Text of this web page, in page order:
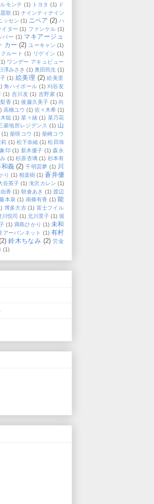
モンテ (1) トヨタ (1)
ド
歌 (1) ナインティナイン
ッセン (1) ニベア (2) ハ
イター (1) ファンケル (1)
パー (1) マキアージュ
カー (2) ユーキャン (1)
クルート (1) リゲイン (1)
ワンデー アキュビュー
澤みさき (1) 奥田民生 (1)
(1) 絵美理 (2) 絵美里
角ハイボール (1) 刈谷友
(1) 吉川友 (1) 吉野家 (1)
香 (1) 後藤久美子 (1) 向
高橋ユウ (1) 佐々木希 (1)
聡 (1) 菜々緒 (1) 菜乃花
菱地所レジデンス (1) 山
(1) 柴咲コウ (1) 柴崎コウ
(1) 松下奈緒 (1) 松田珠
象印 (1) 新木優子 (1) 森永
(1) 杉原杏璃 (1) 杉本有
和義 (2) 千明芸夢 (1) 川
り (1) 相楽樹 (1) 蒼井優
谷英子 (1) 滝沢カレン (1)
香 (1) 朝倉あき (1) 渡辺
本泉 (1) 南條有香 (1) 能
博多大吉 (1) 富士フイル
川悦司 (1) 北川景子 (1) 堀
(1) 満島ひかり (1) 未和
アーバンネット (1) 有村
鈴木ちなみ (2) 労金
(1)